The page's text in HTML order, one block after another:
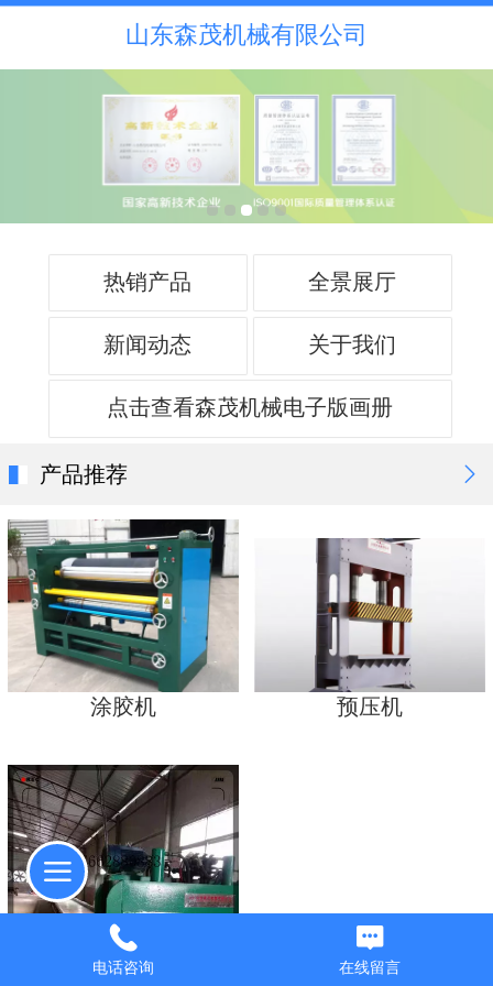
山东森茂机械有限公司
热销产品 全景展厅
新闻动态 关于我们
点击查看森茂机械电子版画册
产品推荐
涂胶机 预压机
电话咨询 在线留言